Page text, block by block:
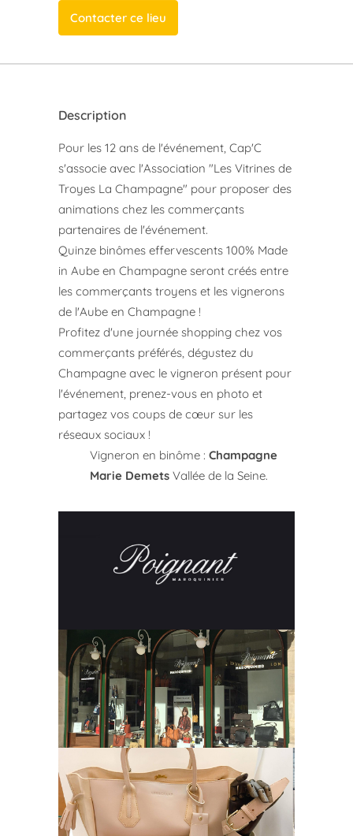
Contacter ce lieu
Description
Pour les 12 ans de l'événement, Cap'C
s'associe avec l'Association "Les Vitrines de
Troyes La Champagne" pour proposer des
animations chez les commerçants
partenaires de l'événement.
Quinze binômes effervescents 100% Made
in Aube en Champagne seront créés entre
les commerçants troyens et les vignerons
de l'Aube en Champagne !
Profitez d'une journée shopping chez vos
commerçants préférés, dégustez du
Champagne avec le vigneron présent pour
l'événement, prenez-vous en photo et
partagez vos coups de cœur sur les
réseaux sociaux !
Vigneron en binôme : Champagne
Marie Demets Vallée de la Seine.